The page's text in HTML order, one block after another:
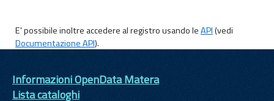
E' possibile inoltre accedere al registro usando leAPI(vedi
Documentazione API).
Informazioni OpenData Matera
Lista cataloghi